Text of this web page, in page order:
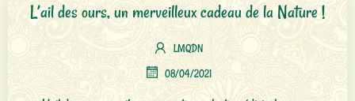
L’ail des ours, un merveilleux cadeau de la Nature !
LMQDN
08/04/2021